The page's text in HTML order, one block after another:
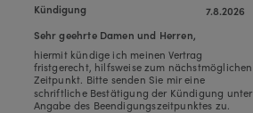
7.8.2026
hiermit kündige ich meinen Vertrag
fristgerecht, hilfsweise zum nächstmöglichen
Zeitpunkt. Bitte senden Sie mir eine
schriftliche Bestätigung der Kündigung unter
Angabe des Beendigungszeitpunktes zu.
Sehr geehrte Damen und Herren,
Kündigung